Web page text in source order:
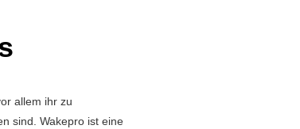
allem ihr zu
sind. Wakepro ist eine